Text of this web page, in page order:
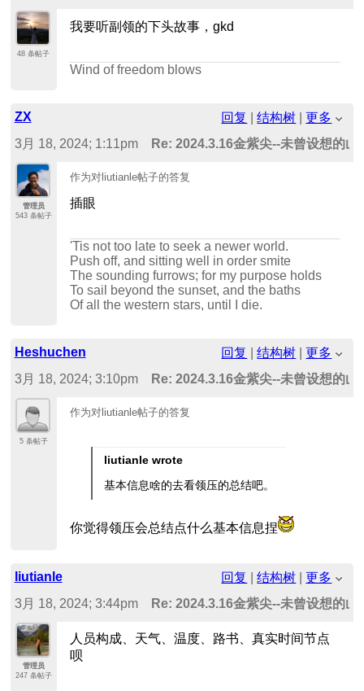
48 条帖子
我要听副领的下头故事，gkd
Wind of freedom blows
ZX 回复 |结构树 |更多
3月 18, 2024; 1:11pm
Re: 2024.3.16金紫尖--未曾设想的山
管理员
543 条帖子
作为对liutianle帖子的答复
插眼
'Tis not too late to seek a newer world.
Push off, and sitting well in order smite
The sounding furrows; for my purpose holds
To sail beyond the sunset, and the baths
Of all the western stars, until I die.
Heshuchen 回复 |结构树 |更多
3月 18, 2024; 3:10pm
Re: 2024.3.16金紫尖--未曾设想的山
5 条帖子
作为对liutianle帖子的答复
liutianle wrote
基本信息啥的去看领压的总结吧。
你觉得领压会总结点什么基本信息捏
liutianle 回复 |结构树 |更多
3月 18, 2024; 3:44pm
Re: 2024.3.16金紫尖--未曾设想的山
管理员
247 条帖子
人员构成、天气、温度、路书、真实时间节点
呗